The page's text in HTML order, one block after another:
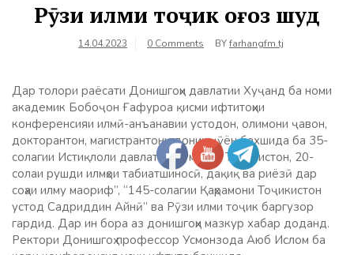
Рӯзи илми тоҷик оғоз шуд
14.04.2023 0 Comments BYfarhangfm.tj
Дар толори раёсати Донишгоҳи давлатии Хуҷанд ба номи
академик Бобоҷон Ғафуроа қисми ифтитоҳии
конференсияи илмӣ-анъанавии устодон, олимони ҷавон,
докторантон, магистрантону донишҷӯён бахшида ба 35-
солагии Истиқлоли давлатии Ҷумҳурии Тоҷикистон, 20-
солаи рушди илмҳои табиатшиносӣ, дақиқ ва риёзӣ дар
соҳаи илму маориф”, “145-солагии Қаҳрамони Тоҷикистон
устод Садриддин Айнӣ” ва Рӯзи илми тоҷик баргузор
гардид. Дар ин бора аз донишгоҳи мазкур хабар доданд.
Ректори Донишгоҳ профессор Усмонзода Аюб Ислом ба